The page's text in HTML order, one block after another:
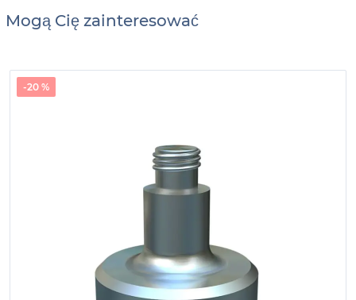
Mogą Cię zainteresować
-20 %